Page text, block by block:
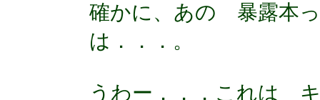
確かに、あの 暴露本
は．．．。
うわー．．．これは